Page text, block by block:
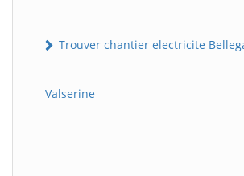
Trouver chantier electricite
Valserine